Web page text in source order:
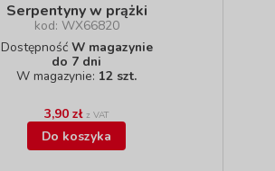
Serpentyny w prążki
kod: WX66820
Dostępność W magazynie
do 7 dni
W magazynie: 12 szt.
3,90 zł z VAT
Do koszyka